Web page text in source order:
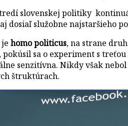
slovenskej politiky
služobne najstaršieho
homo politicus, na strane
pokúsil sa o experiment s
senzitívna. Nikdy však
štruktúrach.